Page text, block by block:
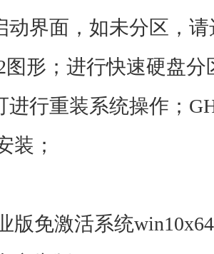
动界面，如未分区，
图形；进行快速硬盘分
进行重装系统操作；
装；
版免激活系统